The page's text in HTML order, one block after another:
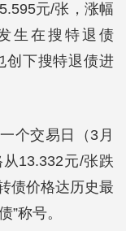
元/张，涨幅
生在搜特退债
创下搜特退债进
个交易日（3月
13.332元/张跌
债价格达历史最
”称号。